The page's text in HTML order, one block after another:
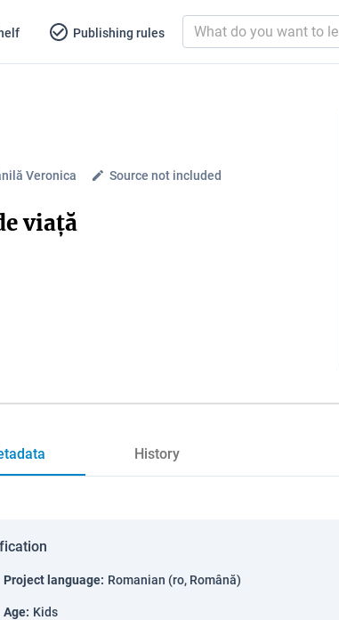
Publishing rules
Veronica
Source not included
viață
History
Project language: Romanian (ro, Română)
Age: Kids